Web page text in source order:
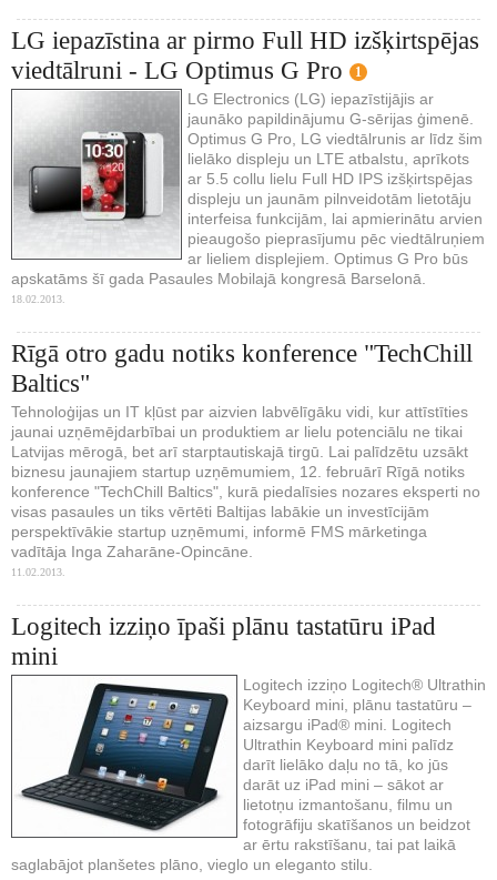
LG iepazīstina ar pirmo Full HD izšķirtspējas
viedtālruni - LG Optimus G Pro
1
LG Electronics (LG) iepazīstijājis ar
jaunāko papildinājumu G-sērijas ģimenē.
Optimus G Pro, LG viedtālrunis ar līdz šim
lielāko displeju un LTE atbalstu, aprīkots
ar 5.5 collu lielu Full HD IPS izšķirtspējas
displeju un jaunām pilnveidotām lietotāju
interfeisa funkcijām, lai apmierinātu arvien
pieaugošo pieprasījumu pēc viedtālruņiem
ar lieliem displejiem. Optimus G Pro būs
apskatāms šī gada Pasaules Mobilajā kongresā Barselonā.
18.02.2013.
Rīgā otro gadu notiks konference "TechChill
Baltics"
Tehnoloģijas un IT kļūst par aizvien labvēlīgāku vidi, kur attīstīties
jaunai uzņēmējdarbībai un produktiem ar lielu potenciālu ne tikai
Latvijas mērogā, bet arī starptautiskajā tirgū. Lai palīdzētu uzsākt
biznesu jaunajiem startup uzņēmumiem, 12. februārī Rīgā notiks
konference "TechChill Baltics", kurā piedalīsies nozares eksperti no
visas pasaules un tiks vērtēti Baltijas labākie un investīcijām
perspektīvākie startup uzņēmumi, informē FMS mārketinga
vadītāja Inga Zaharāne-Opincāne.
11.02.2013.
Logitech izziņo īpaši plānu tastatūru iPad
mini
Logitech izziņo Logitech® Ultrathin
Keyboard mini, plānu tastatūru –
aizsargu iPad® mini. Logitech
Ultrathin Keyboard mini palīdz
darīt lielāko daļu no tā, ko jūs
darāt uz iPad mini – sākot ar
lietotņu izmantošanu, filmu un
fotogrāfiju skatīšanos un beidzot
ar ērtu rakstīšanu, tai pat laikā
saglabājot planšetes plāno, vieglo un eleganto stilu.